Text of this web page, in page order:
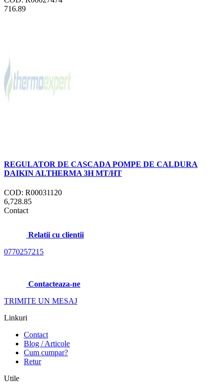
716.89
REGULATOR DE CASCADA POMPE DE CALDURA
DAIKIN ALTHERMA 3H MT/HT
COD: R00031120
6,728.85
Contact
Relatii cu clientii
0770257215
Contacteaza-ne
TRIMITE UN MESAJ
Linkuri
Contact
Blog / Articole
Cum cumpar?
Retur
Utile